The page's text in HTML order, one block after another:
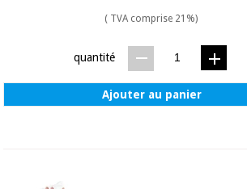
( TVA comprise 21%)
quantité
Ajouter au panier